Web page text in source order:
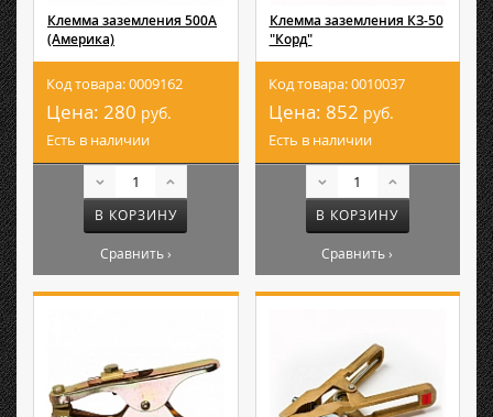
Клемма заземления 500А
(Америка)
Код товара: 0009162
Цена: 280 руб.
Есть в наличии
В КОРЗИНУ
Сравнить ›
Клемма заземления КЗ-50
"Корд"
Код товара: 0010037
Цена: 852 руб.
Есть в наличии
В КОРЗИНУ
Сравнить ›